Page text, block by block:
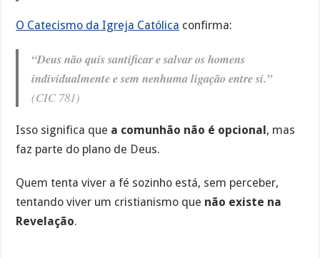
O Catecismo da Igreja Católica confirma:
“Deus não quis santificar e salvar os homens
individualmente e sem nenhuma ligação entre si.”
(CIC 781)
Isso significa que a comunhão não é opcional , mas
faz parte do plano de Deus.
Quem tenta viver a fé sozinho está, sem perceber,
tentando viver um cristianismo que não existe na
Revelação.